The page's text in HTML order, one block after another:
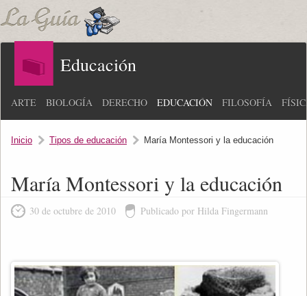
Educación
ARTE BIOLOGÍA DERECHO EDUCACIÓN FILOSOFÍA
Inicio Tipos de educación María Montessori y la educación
María Montessori y la educación
30 de octubre de 2010 Publicado por Hilda Fingermann